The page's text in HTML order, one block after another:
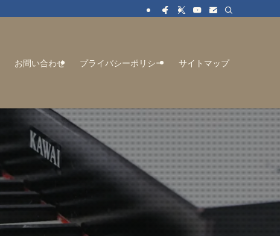
お問い合わせ プライバシーポリシー サイトマップ